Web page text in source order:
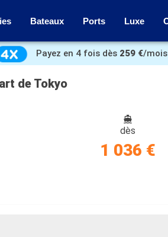
Bateaux Ports Luxe
Payez en 4 fois dès 259 €/mois
de Tokyo
dès
1 036 €